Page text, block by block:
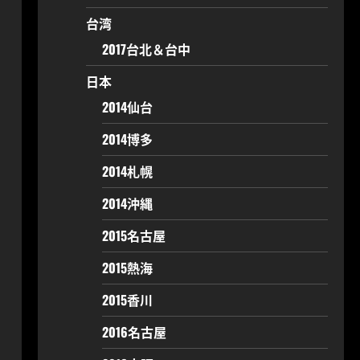
台湾
2017台北＆台中
日本
2014仙台
2014博多
2014札幌
2014沖縄
2015名古屋
2015熱海
2015香川
2016名古屋